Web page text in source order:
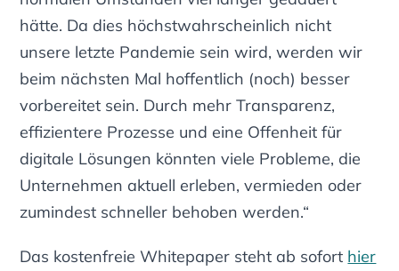
hätte. Da dies höchstwahrscheinlich nicht
unsere letzte Pandemie sein wird, werden wir
beim nächsten Mal hoffentlich (noch) besser
vorbereitet sein. Durch mehr Transparenz,
effizientere Prozesse und eine Offenheit für
digitale Lösungen könnten viele Probleme, die
Unternehmen aktuell erleben, vermieden oder
zumindest schneller behoben werden.“
Das kostenfreie Whitepaper steht ab sofort hier